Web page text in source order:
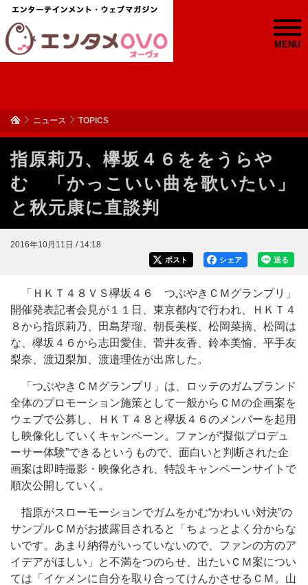
MENU
ニュース TOPICS
指原莉乃、欅坂４６ををうらや
む 「かっこいい曲を歌いたい」
と秋元康に直談判
2016年10月11日 / 14:18
送る
シェア
ポスト
「ＨＫＴ４８ＶＳ欅坂４６ つぶやきＣＭグランプリ」
開催発表記者会見が１１日、東京都内で行われ、ＨＫＴ４
８から指原莉乃、田島芽瑠、朝長美桜、松岡菜摘、松岡は
な、欅坂４６から志田愛佳、菅井友香、鈴本美愉、平手友
梨奈、渡辺梨加、渡邉理佐が出席した。
「つぶやきＣＭグランプリ」は、ロッテのガムブランド
全体のプロモーション施策として一般からＣＭの企画案を
ウェブで公募し、ＨＫＴ４８と欅坂４６のメンバーを起用
し映像化していくキャンペーン。ファンが“擬似プロデュ
ーサー体験”できるというもので、面白いと判断された企
画案は即時撮影・映像化され、特設キャンペーンサイトで
順次公開していく。
指原がスローモーションでガムをかむ“かわいい対決”の
サンプルＣＭがお披露目されると「ちょっとよく分からな
いです。あまり納得がいっていないので、ファンの方のア
イデアがほしい」と不満をつのらせ、出たいＣＭ案につい
ては「イケメンに自分を取り合ってけんかさせるＣＭ。山